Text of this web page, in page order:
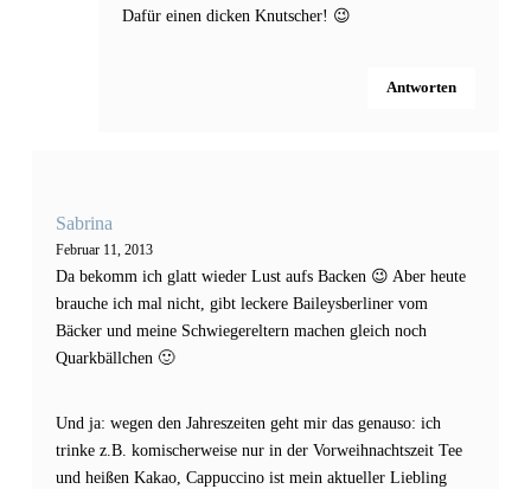
Dafür einen dicken Knutscher! 😉
Antworten
Sabrina
Februar 11, 2013
Da bekomm ich glatt wieder Lust aufs Backen 😉 Aber heute
brauche ich mal nicht, gibt leckere Baileysberliner vom
Bäcker und meine Schwiegereltern machen gleich noch
Quarkbällchen 🙂
Und ja: wegen den Jahreszeiten geht mir das genauso: ich
trinke z.B. komischerweise nur in der Vorweihnachtszeit Tee
und heißen Kakao, Cappuccino ist mein aktueller Liebling